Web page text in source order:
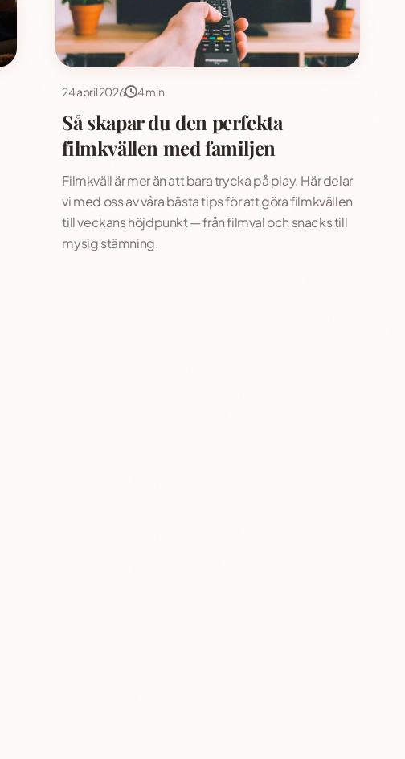
24 april 2026 4 min
Så skapar du den perfekta
filmkvällen med familjen
Filmkväll är mer än att bara trycka på play. Här delar
vi med oss av våra bästa tips för att göra filmkvällen
till veckans höjdpunkt — från filmval och snacks till
mysig stämning.